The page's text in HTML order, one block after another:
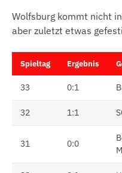
Wolfsburg kommt nicht
aber zuletzt etwas
Spieltag Ergebnis
33 0:1
32 1:1
31 0:0